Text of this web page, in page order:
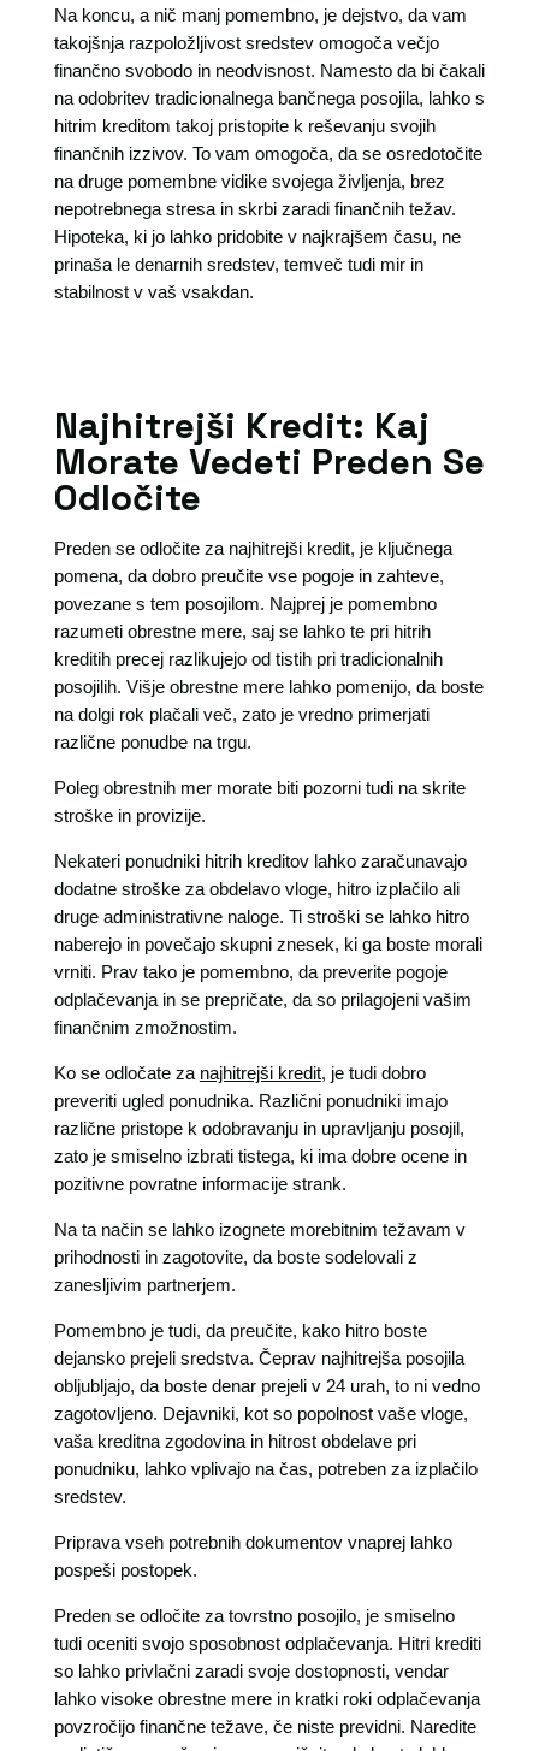
Na koncu, a nič manj pomembno, je dejstvo, da vam
takojšnja razpoložljivost sredstev omogoča večjo
finančno svobodo in neodvisnost. Namesto da bi čakali
na odobritev tradicionalnega bančnega posojila, lahko s
hitrim kreditom takoj pristopite k reševanju svojih
finančnih izzivov. To vam omogoča, da se osredotočite
na druge pomembne vidike svojega življenja, brez
nepotrebnega stresa in skrbi zaradi finančnih težav.
Hipoteka, ki jo lahko pridobite v najkrajšem času, ne
prinaša le denarnih sredstev, temveč tudi mir in
stabilnost v vaš vsakdan.
Najhitrejši Kredit: Kaj
Morate Vedeti Preden Se
Odločite
Preden se odločite za najhitrejši kredit, je ključnega
pomena, da dobro preučite vse pogoje in zahteve,
povezane s tem posojilom. Najprej je pomembno
razumeti obrestne mere, saj se lahko te pri hitrih
kreditih precej razlikujejo od tistih pri tradicionalnih
posojilih. Višje obrestne mere lahko pomenijo, da boste
na dolgi rok plačali več, zato je vredno primerjati
različne ponudbe na trgu.
Poleg obrestnih mer morate biti pozorni tudi na skrite
stroške in provizije.
Nekateri ponudniki hitrih kreditov lahko zaračunavajo
dodatne stroške za obdelavo vloge, hitro izplačilo ali
druge administrativne naloge. Ti stroški se lahko hitro
naberejo in povečajo skupni znesek, ki ga boste morali
vrniti. Prav tako je pomembno, da preverite pogoje
odplačevanja in se prepričate, da so prilagojeni vašim
finančnim zmožnostim.
Ko se odločate za najhitrejši kredit, je tudi dobro
preveriti ugled ponudnika. Različni ponudniki imajo
različne pristope k odobravanju in upravljanju posojil,
zato je smiselno izbrati tistega, ki ima dobre ocene in
pozitivne povratne informacije strank.
Na ta način se lahko izognete morebitnim težavam v
prihodnosti in zagotovite, da boste sodelovali z
zanesljivim partnerjem.
Pomembno je tudi, da preučite, kako hitro boste
dejansko prejeli sredstva. Čeprav najhitrejša posojila
obljubljajo, da boste denar prejeli v 24 urah, to ni vedno
zagotovljeno. Dejavniki, kot so popolnost vaše vloge,
vaša kreditna zgodovina in hitrost obdelave pri
ponudniku, lahko vplivajo na čas, potreben za izplačilo
sredstev.
Priprava vseh potrebnih dokumentov vnaprej lahko
pospeši postopek.
Preden se odločite za tovrstno posojilo, je smiselno
tudi oceniti svojo sposobnost odplačevanja. Hitri krediti
so lahko privlačni zaradi svoje dostopnosti, vendar
lahko visoke obrestne mere in kratki roki odplačevanja
povzročijo finančne težave, če niste previdni. Naredite